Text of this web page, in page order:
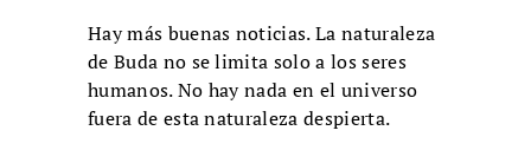
Hay más buenas noticias. La naturaleza
de Buda no se limita solo a los seres
humanos. No hay nada en el universo
fuera de esta naturaleza despierta.